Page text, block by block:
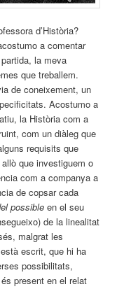
d’Història?
a comentar
la meva
que treballem.
de coneixement, un
Acostumo a
la Història com a
com un diàleg que
requisits que
que investiguem o
com a companya a
de copsar cada
possible en el seu
de la linealitat
malgrat les
escrit, que hi ha
possibilitats,
present en el relat